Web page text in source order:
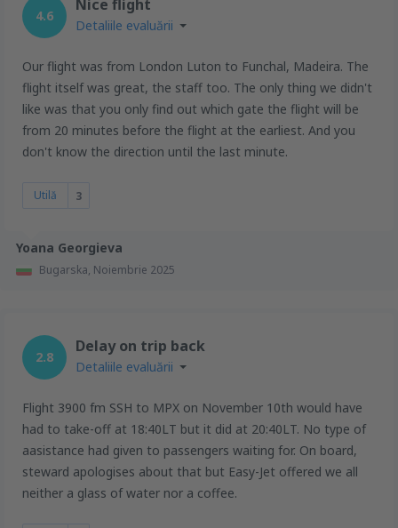
Yoana Georgieva
Bugarska, Noiembrie 2025
4.6
Nice flight
Detaliile evaluării
Our flight was from London Luton to Funchal, Madeira. The
flight itself was great, the staff too. The only thing we didn't
like was that you only find out which gate the flight will be
from 20 minutes before the flight at the earliest. And you
don't know the direction until the last minute.
Utilă 3
2.8
Delay on trip back
Detaliile evaluării
Flight 3900 fm SSH to MPX on November 10th would have
had to take-off at 18:40LT but it did at 20:40LT. No type of
aasistance had given to passengers waiting for. On board,
steward apologises about that but Easy-Jet offered we all
neither a glass of water nor a coffee.